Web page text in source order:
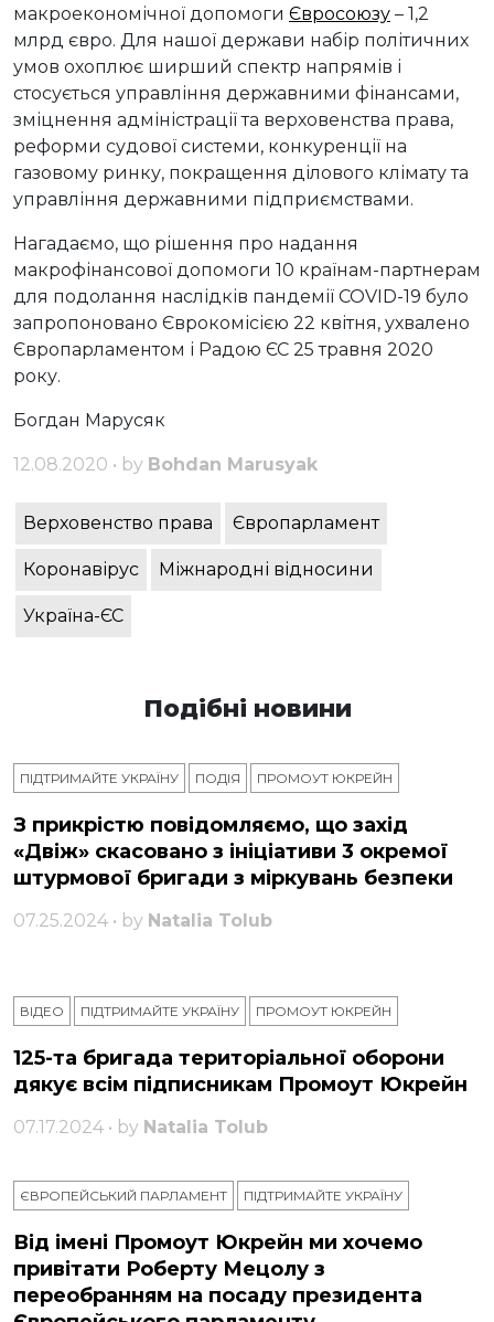
макроекономічної допомоги Євросоюзу – 1,2
млрд євро. Для нашої держави набір політичних
умов охоплює ширший спектр напрямів і
стосується управління державними фінансами,
зміцнення адміністрації та верховенства права,
реформи судової системи, конкуренції на
газовому ринку, покращення ділового клімату та
управління державними підприємствами.
Нагадаємо, що рішення про надання
макрофінансової допомоги 10 країнам-партнерам
для подолання наслідків пандемії COVID-19 було
запропоновано Єврокомісією 22 квітня, ухвалено
Європарламентом і Радою ЄС 25 травня 2020
року.
Богдан Марусяк
12.08.2020 • by Bohdan Marusyak
Верховенство права Європарламент
Коронавірус Міжнародні відносини
Україна-ЄС
Подібні новини
ПІДТРИМАЙТЕ УКРАЇНУ ПОДІЯ ПРОМОУТ ЮКРЕЙН
З прикрістю повідомляємо, що захід
«Двіж» скасовано з ініціативи 3 окремої
штурмової бригади з міркувань безпеки
07.25.2024 • by Natalia Tolub
ВІДЕО ПІДТРИМАЙТЕ УКРАЇНУ ПРОМОУТ ЮКРЕЙН
125-та бригада територіальної оборони
дякує всім підписникам Промоут Юкрейн
07.17.2024 • by Natalia Tolub
ЄВРОПЕЙСЬКИЙ ПАРЛАМЕНТ ПІДТРИМАЙТЕ УКРАЇНУ
Від імені Промоут Юкрейн ми хочемо
привітати Роберту Мецолу з
переобранням на посаду президента